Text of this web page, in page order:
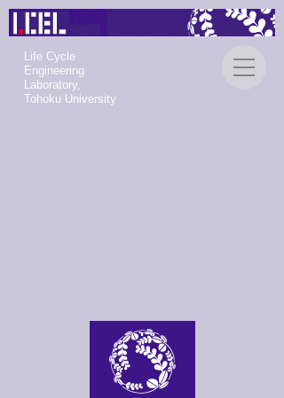
Life Cycle
Engineering
Laboratory,
Tohoku University